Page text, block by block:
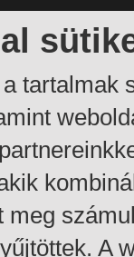
tartalmak
meg
A